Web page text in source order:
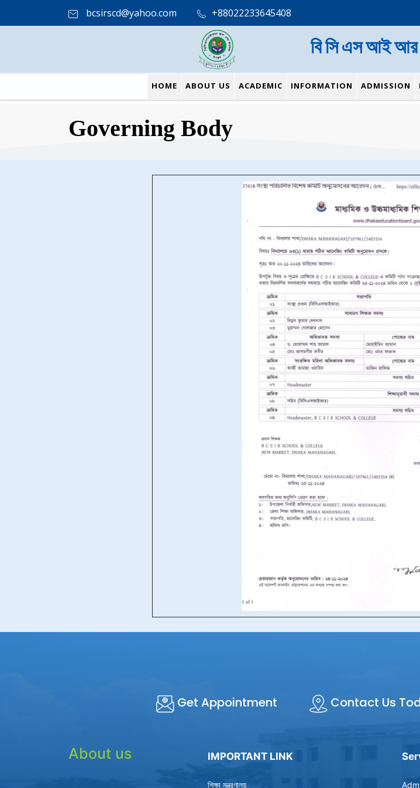
bcsirscd@yahoo.com +88022233645408
বি সি এস আই
HOME ABOUT US ACADEMIC INFORMATION ADMISSION
Governing Body
Get Appointment Contact Us
About us IMPORTANT LINK
শিক্ষা মন্ত্রণালয়